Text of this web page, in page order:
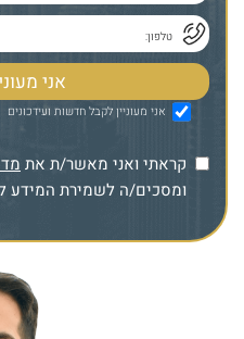
אני מעוניין לקבל חדשות ועידכונים
קראתי ואני מאשר/ת את
ומסכים/ה לשמירת המידע